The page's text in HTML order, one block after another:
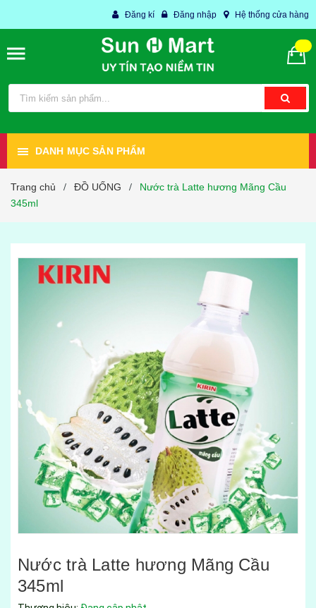
Đăng kí Đăng nhập Hệ thống cửa hàng
DANH MỤC SẢN PHẨM
Trang chủ / ĐỒ UỐNG /
Nước trà Latte hương Mãng Cầu
345ml
Nước trà Latte hương Mãng Cầu
345ml